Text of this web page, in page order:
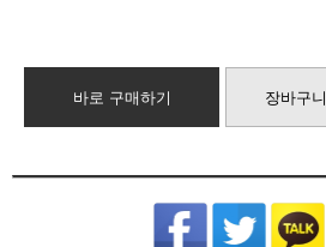
바로 구매하기 장바구니